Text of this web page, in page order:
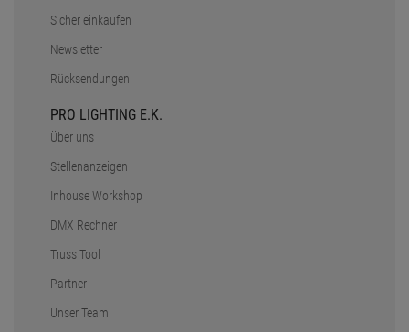
Sicher einkaufen
Newsletter
Rücksendungen
PRO LIGHTING E.K.
Über uns
Stellenanzeigen
Inhouse Workshop
DMX Rechner
Truss Tool
Partner
Unser Team